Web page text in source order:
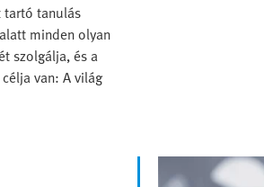
tartó tanulás
minden olyan
szolgálja, és a
van: A világ